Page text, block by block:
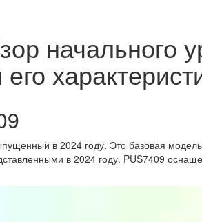
начального
в 2024 году. Это базовая
в 2024 году. PUS7409